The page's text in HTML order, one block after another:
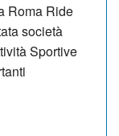
Roma Ride
società
Sportive